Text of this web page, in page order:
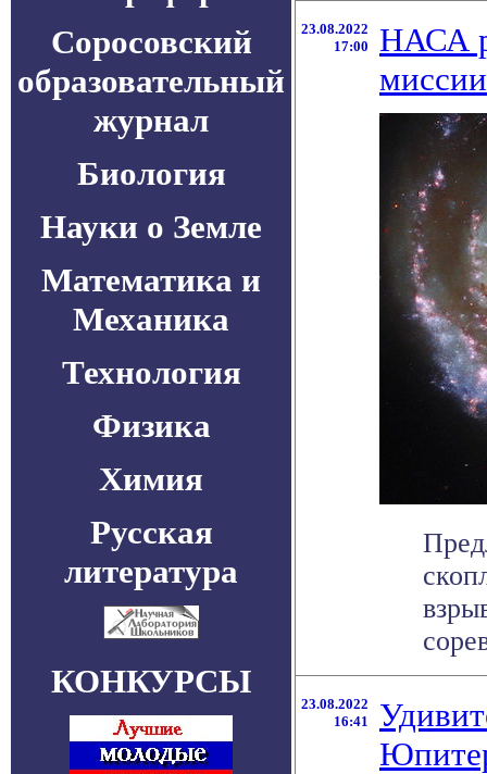
Соросовский
образовательный
журнал
Биология
Науки о Земле
Математика и
Механика
Технология
Физика
Химия
Русская
литература
КОНКУРСЫ
23.08.2022
17:00
НАСА
23.08.2022
16:41